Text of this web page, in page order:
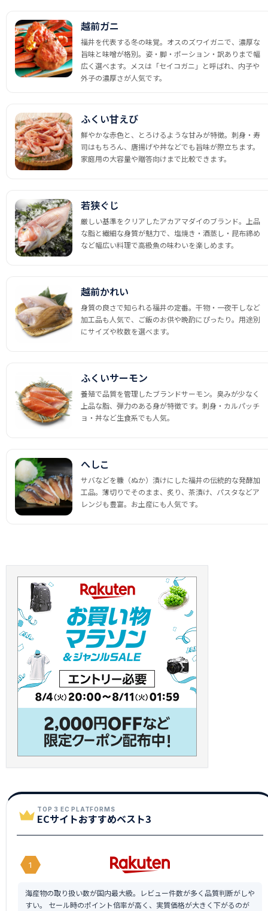
越前ガニ
福井を代表する冬の味覚。オスのズワイガニで、濃厚な
旨味と味噌が格別。姿・脚・ポーション・訳ありまで幅
広く選べます。メスは「セイコガニ」と呼ばれ、内子や
外子の濃厚さが人気です。
ふくい甘えび
鮮やかな赤色と、とろけるような甘みが特徴。刺身・寿
司はもちろん、唐揚げや丼などでも旨味が際立ちます。
家庭用の大容量や贈答向けまで比較できます。
若狭ぐじ
厳しい基準をクリアしたアカアマダイのブランド。上品
な脂と繊細な身質が魅力で、塩焼き・酒蒸し・昆布締め
など幅広い料理で高級魚の味わいを楽しめます。
越前かれい
身質の良さで知られる福井の定番。干物・一夜干しなど
加工品も人気で、ご飯のお供や晩酌にぴったり。用途別
にサイズや枚数を選べます。
ふくいサーモン
養殖で品質を管理したブランドサーモン。臭みが少なく
上品な脂、弾力のある身が特徴です。刺身・カルパッチ
ョ・丼など生食系でも人気。
へしこ
サバなどを糠（ぬか）漬けにした福井の伝統的な発酵加
工品。薄切りでそのまま、炙り、茶漬け、パスタなどア
レンジも豊富。お土産にも人気です。
TOP 3 EC PLATFORMS
ECサイトおすすめベスト3
1
海産物の取り扱い数が国内最大級。レビュー件数が多く品質判断がしや
すい。 セール時のポイント倍率が高く、実質価格が大きく下がるのが